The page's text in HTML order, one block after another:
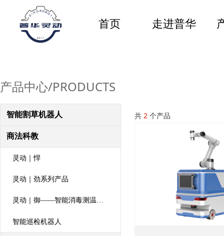
首页 走进普华
产品中心/PRODUCTS
共 2 个产品
智能割草机器人
商法科教
灵动｜悍
灵动｜劲系列产品
灵动｜御——智能消毒测温机器人
智能巡检机器人